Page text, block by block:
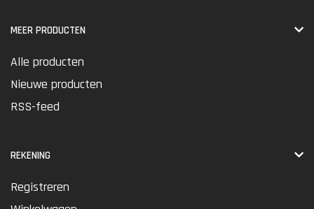
MEER PRODUCTEN
Alle producten
Nieuwe producten
RSS-feed
REKENING
Registreren